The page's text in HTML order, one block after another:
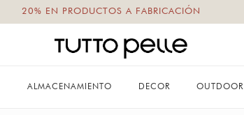
20% EN PRODUCTOS A FABRICACIÓN
ALMACENAMIENTO DECOR OUTDOOR